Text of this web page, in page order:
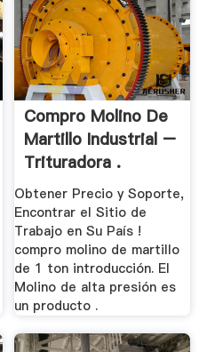
Compro Molino De
Martillo Industrial –
Trituradora .
Obtener Precio y Soporte,
Encontrar el Sitio de
Trabajo en Su País !
compro molino de martillo
de 1 ton introducción. El
Molino de alta presión es
un producto .